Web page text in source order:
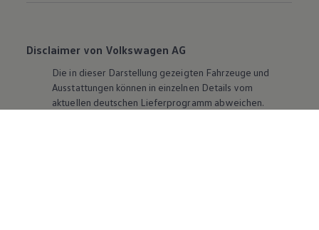
Disclaimer von Volkswagen AG
Die in dieser Darstellung gezeigten Fahrzeuge und
Ausstattungen können in einzelnen Details vom
aktuellen deutschen Lieferprogramm abweichen.